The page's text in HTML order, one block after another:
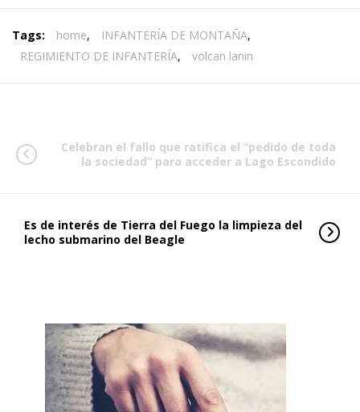
Tags: home, INFANTERÍA DE MONTAÑA,
REGIMIENTO DE INFANTERÍA, volcan lanin
Celebran el fallo que ratifica el “pedido de toda
la sociedad” para acceder a Lago Escondido
Es de interés de Tierra del Fuego la limpieza del
lecho submarino del Beagle